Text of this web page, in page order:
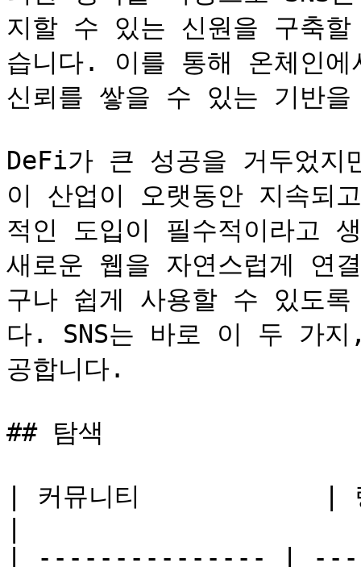
지할 수 있는 신원을 구축
습니다. 이를 통해 온체인에
신뢰를 쌓을 수 있는 기반을
DeFi가 큰 성공을 거두었
이 산업이 오랫동안 지속되
적인 도입이 필수적이라고
새로운 웹을 자연스럽게 연
구나 쉽게 사용할 수 있도
다. SNS는 바로 이 두 가
공합니다.
## 탐색
| 커뮤니티            |
| --------------- |